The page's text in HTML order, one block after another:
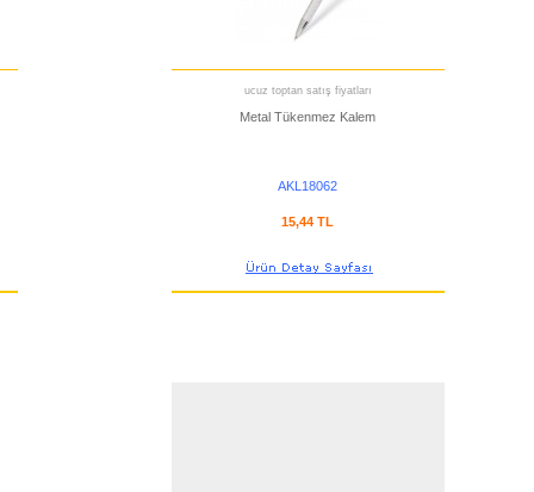
ucuz toptan satış fiyatları
Metal Tükenmez Kalem
AKL18062
15,44 TL